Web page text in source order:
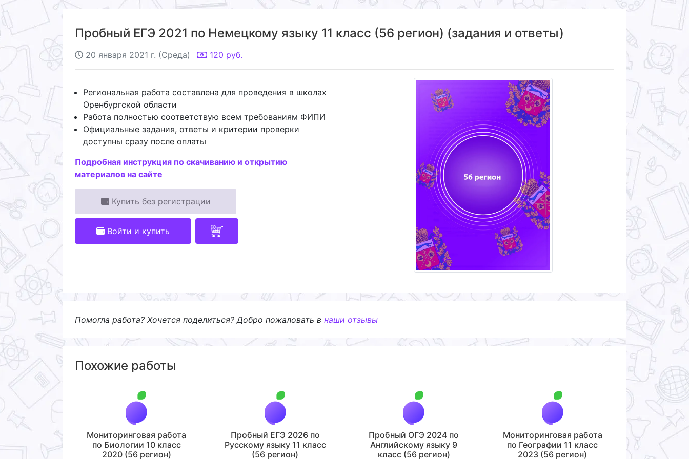
Пробный ЕГЭ 2021 по Немецкому языку 11 класс (56 регион) (задания и ответы)
20 января 2021 г. (Среда) 120 руб.
Региональная работа составлена для проведения в школах
Оренбургской области
Работа полностью соответствую всем требованиям ФИПИ
Официальные задания, ответы и критерии проверки
доступны сразу после оплаты
Подробная инструкция по скачиванию и открытию
материалов на сайте
Купить без регистрации
Войти и купить
Помогла работа? Хочется поделиться? Добро пожаловать в наши отзывы
Похожие работы
Мониторинговая работа
по Биологии 10 класс
2020 (56 регион)
Пробный ЕГЭ 2026 по
Русскому языку 11 класс
(56 регион)
Пробный ОГЭ 2024 по
Английскому языку 9
класс (56 регион)
Мониторинговая работа
по Географии 11 класс
2023 (56 регион)